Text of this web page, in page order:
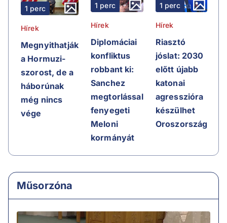
1 perc
Hírek
Megnyithatják
a Hormuzi-
szorost, de a
háborúnak
még nincs
vége
1 perc
Hírek
Diplomáciai
konfliktus
robbant ki:
Sanchez
megtorlással
fenyegeti
Meloni
kormányát
1 perc
Hírek
Riasztó
jóslat: 2030
előtt újabb
katonai
agresszióra
készülhet
Oroszország
Műsorzóna